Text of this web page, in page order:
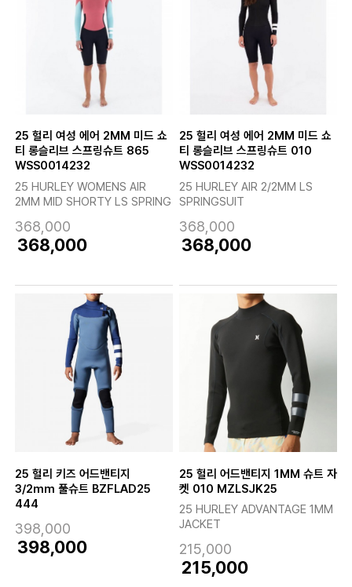
25 헐리 여성 에어 2MM 미드 쇼
티 롱슬리브 스프링슈트 865
WSS0014232
25 HURLEY WOMENS AIR
2MM MID SHORTY LS SPRING
368,000
368,000
25 헐리 여성 에어 2MM 미드 쇼
티 롱슬리브 스프링슈트 010
WSS0014232
25 HURLEY AIR 2/2MM LS
SPRINGSUIT
368,000
368,000
25 헐리 키즈 어드밴티지
3/2mm 풀슈트 BZFLAD25
444
398,000
398,000
25 헐리 어드밴티지 1MM 슈트 자
켓 010 MZLSJK25
25 HURLEY ADVANTAGE 1MM
JACKET
215,000
215,000